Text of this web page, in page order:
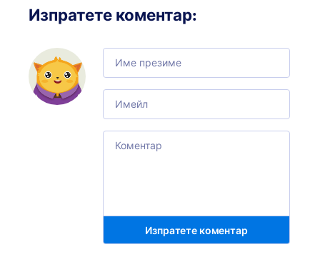
Изпратете коментар:
Comment
Email
Comment
Изпратете коментар